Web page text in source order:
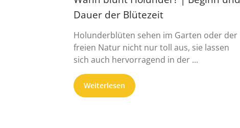
Dauer der Blütezeit
Holunderblüten sehen im Garten oder der
freien Natur nicht nur toll aus, sie lassen
sich auch hervorragend in der ...
Weiterlesen